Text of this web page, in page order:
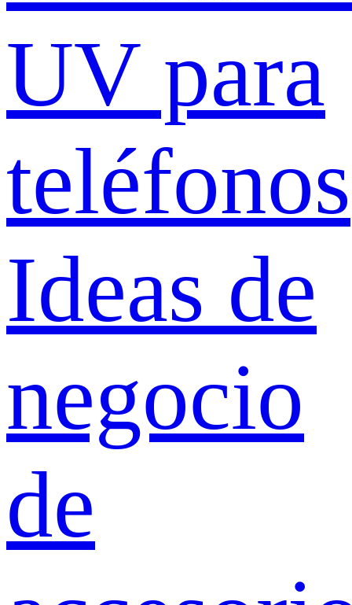
UV para
teléfonos
Ideas de
negocio
de